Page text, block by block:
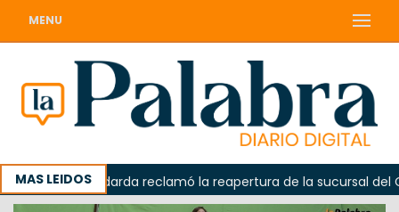
MENU
MAS LEIDOSOdarda reclamó la reapertura de la sucursal del